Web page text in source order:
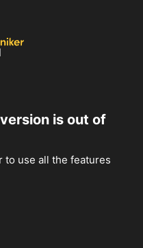
is out of
to use all the features